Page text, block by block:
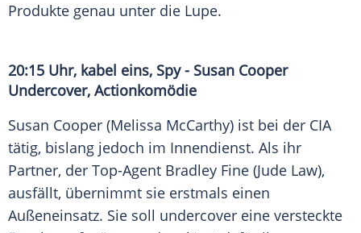
Produkte genau unter die Lupe.
20:15 Uhr, kabel eins, Spy - Susan Cooper
Undercover, Actionkomödie
Susan Cooper (Melissa McCarthy) ist bei der CIA
tätig, bislang jedoch im Innendienst. Als ihr
Partner, der Top-Agent Bradley Fine (Jude Law),
ausfällt, übernimmt sie erstmals einen
Außeneinsatz. Sie soll undercover eine versteckte